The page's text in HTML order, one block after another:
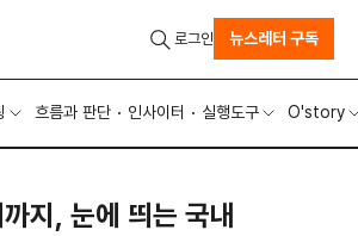
흐름과 판단 인사이터 실행도구 O'story
로그인 뉴스레터 구독
지, 눈에 띄는 국내